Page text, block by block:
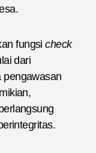
fungsicheck
dari
pengawasan